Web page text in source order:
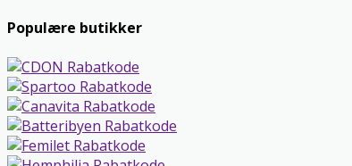
Populære butikker